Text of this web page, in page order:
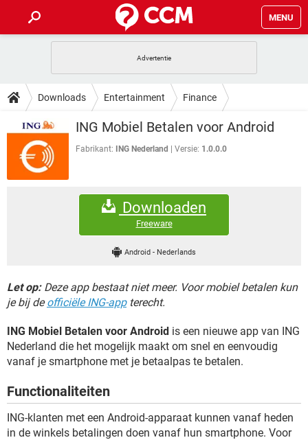
MENU
INSTAGRAM WINDOWS 10
NETFLIX CORONAVIRUS
GRATIS SNAPCHAT
TIKTOK
HOW-TO
VIDEOBELLEN GAMES
INSTAGRAM
NETFLIX
DOWNLOADS
VIDEOBELLEN GAMES
INSTAGRAM
CORONAVIRUS
SNAPCHAT
FORUM
WINDOWS 10
CORONAVIRUS
SNAPCHAT
GAMES
GRATIS SNAPCHAT
TIKTOK
Downloads Entertainment Finance
ING Mobiel Betalen voor Android
Fabrikant: ING Nederland Versie: 1.0.0.0
Downloaden
Freeware
Android - Nederlands
Let op:Deze app bestaat niet meer. Voor mobiel betalen kun
je bij deofficiële ING-appterecht.
ING Mobiel Betalen voor Android is een nieuwe app van ING
Nederland die het mogelijk maakt om snel en eenvoudig
vanaf je smartphone met je betaalpas te betalen.
Functionaliteiten
ING-klanten met een Android-apparaat kunnen vanaf heden
in de winkels betalingen doen vanaf hun smartphone. Voor